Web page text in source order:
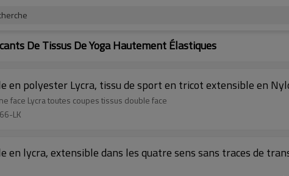
De Tissus De Yoga Hautement Élastiques
en polyester Lycra, tissu de sport en tricot extensible en
face Lycra toutes coupes tissus double face
LK
en lycra, extensible dans les quatre sens sans traces de